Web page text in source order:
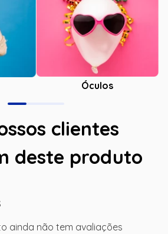
Óculos
clientes
deste produto
ainda não tem avaliações